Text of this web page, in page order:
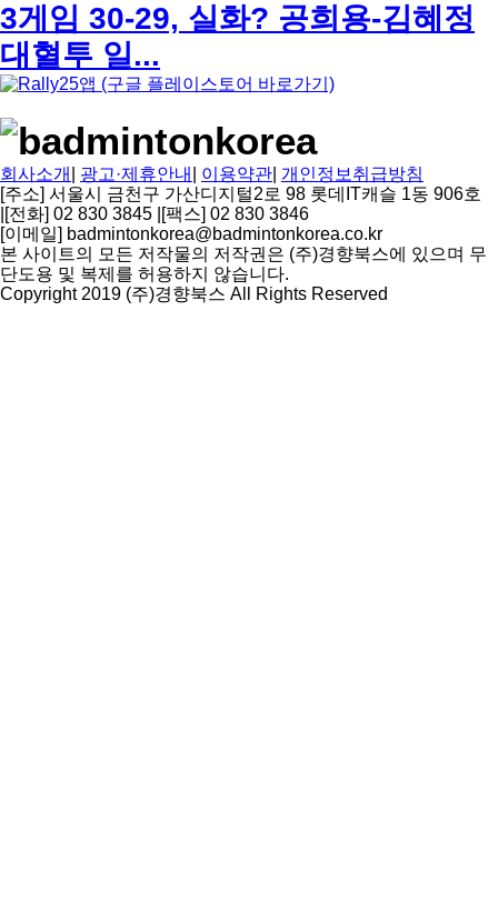
3게임 30-29, 실화? 공희용-김혜정
대혈투 일...
회사소개 광고·제휴안내 이용약관 개인정보취급방침
[주소] 서울시 금천구 가산디지털2로 98 롯데IT캐슬 1동 906호
[전화] 02 830 3845 [팩스] 02 830 3846
[이메일] badmintonkorea@badmintonkorea.co.kr
본 사이트의 모든 저작물의 저작권은 (주)경향북스에 있으며 무
단도용 및 복제를 허용하지 않습니다.
Copyright 2019 (주)경향북스 All Rights Reserved